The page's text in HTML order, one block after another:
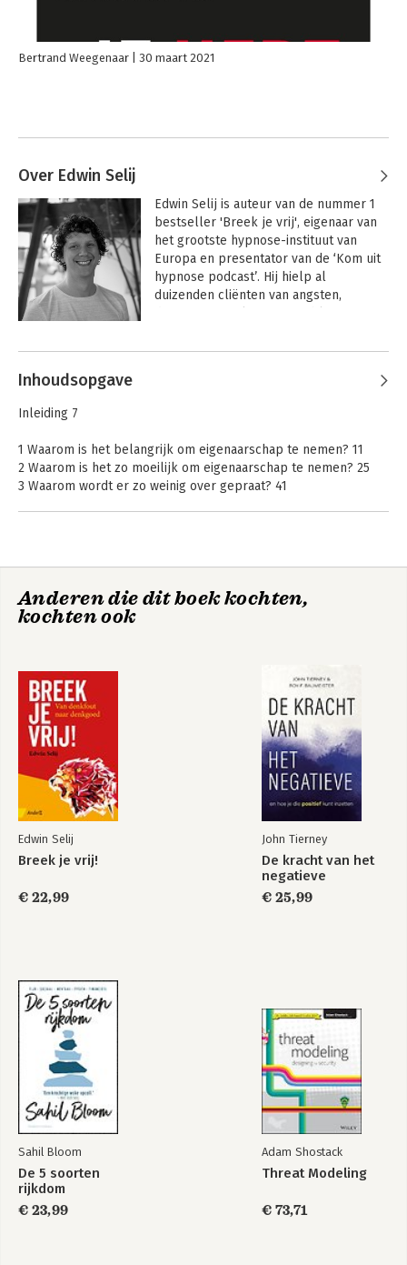
Bertrand Weegenaar 30 maart 2021
Over Edwin Selij
Edwin Selij is auteur van de nummer 1
bestseller 'Breek je vrij', eigenaar van
het grootste hypnose-instituut van
Europa en presentator van de ‘Kom uit
hypnose podcast’. Hij hielp al
duizenden cliënten van angsten,
dit nieuwe boek.
Andere boeken door Edwin Selij
De laatste hypnose
The Three Minute
Reset
Inhoudsopgave
Inleiding 7
1 Waarom is het belangrijk om eigenaarschap te nemen? 11
2 Waarom is het zo moeilijk om eigenaarschap te nemen? 25
3 Waarom wordt er zo weinig over gepraat? 41
9 Praktische tips om direct te doen 125
Anderen die dit boek kochten,
kochten ook
Edwin Selij
Breek je vrij!
€ 22,99
John Tierney
De kracht van het
negatieve
€ 25,99
Sahil Bloom
De 5 soorten
rijkdom
€ 23,99
Adam Shostack
Threat Modeling
€ 73,71